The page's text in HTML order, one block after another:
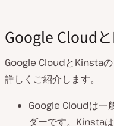
Google Cloud
Google CloudとKinsta
詳しくご紹介します。
Google Cloudは一
ダーです。Kinstaは